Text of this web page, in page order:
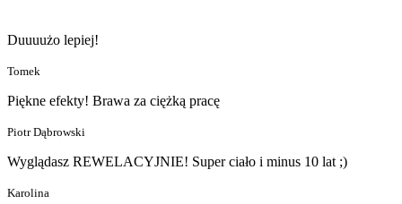
Duuuużo lepiej!
Tomek
Piękne efekty! Brawa za ciężką pracę
Piotr Dąbrowski
Wyglądasz REWELACYJNIE! Super ciało i minus 10 lat ;)
Karolina